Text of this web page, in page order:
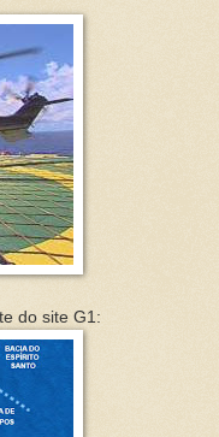
do site G1: